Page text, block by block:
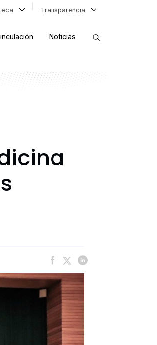
Transparencia
Noticias